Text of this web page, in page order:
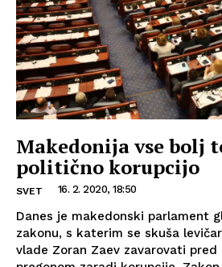
Makedonija vse bolj
politično korupcijo
SVET 16. 2. 2020, 18:50
Danes je makedonski parlament
zakonu, s katerim se skuša
vlade Zoran Zaev zavarovati pred